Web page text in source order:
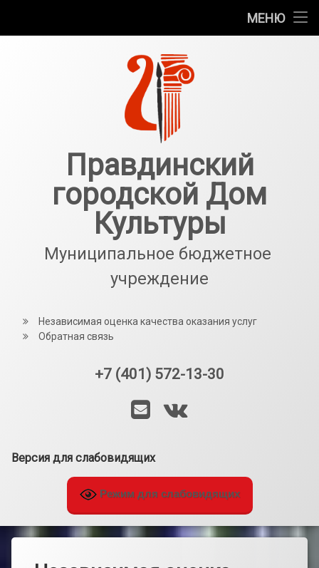
МЕНЮ
Структурные подразделения
Правдинский
городской Дом
Культуры
Муниципальное бюджетное
учреждение
Независимая оценка качества оказания услуг
Обратная связь
+7 (401) 572-13-30
E-mailVK
Версия для слабовидящих
Режим для слабовидящих